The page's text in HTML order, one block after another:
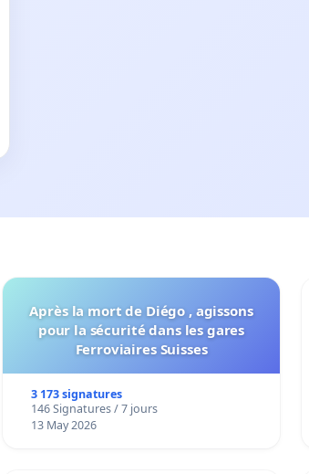
Après la mort de Diégo , agissons
pour la sécurité dans les gares
Ferroviaires Suisses
3 173 signatures
146 Signatures / 7 jours
13 May 2026